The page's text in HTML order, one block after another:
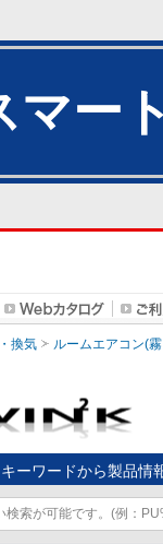
マー
換気 ルームエアコン(
キーワードから製品情